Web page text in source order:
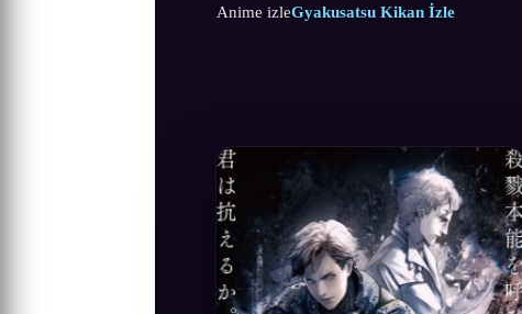
Anime izleGyakusatsu Kikan İzle